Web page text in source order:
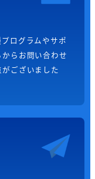
ログラムやサポ
らお問い合わせ
ございました